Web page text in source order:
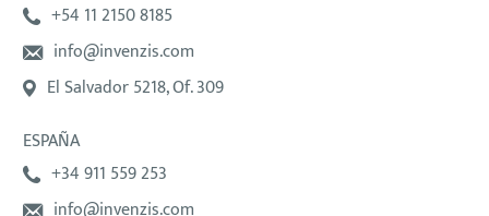
+54 11 2150 8185
info@invenzis.com
El Salvador 5218, Of. 309
ESPAÑA
+34 911 559 253